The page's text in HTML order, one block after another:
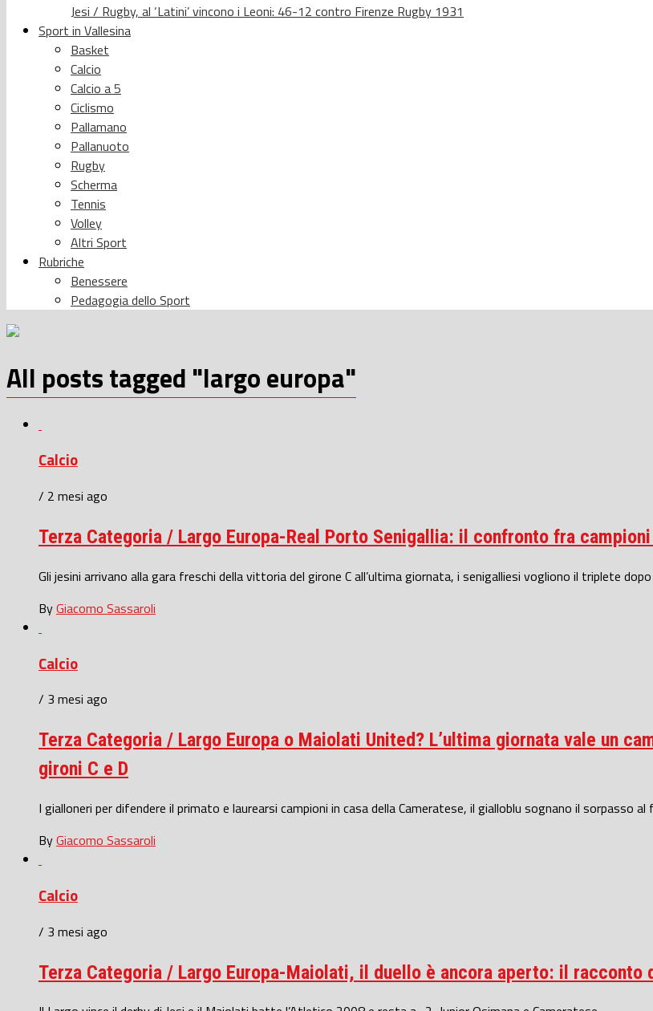
Jesi / Rugby, al ‘Latini’ vincono i Leoni: 46-12 contro Firenze Rugby 1931
Sport in Vallesina
Basket
Calcio
Calcio a 5
Ciclismo
Pallamano
Pallanuoto
Rugby
Scherma
Tennis
Volley
Altri Sport
Rubriche
Benessere
Pedagogia dello Sport
All posts tagged "largo europa"
Calcio
/ 2 mesi ago
Terza Categoria / Largo Europa-Real Porto Senigallia: il confronto fra
Gli jesini arrivano alla gara freschi della vittoria del girone C all’ultima giornata, i senigalliesi vogliono il triplete
ByGiacomo Sassaroli
Calcio
/ 3 mesi ago
Terza Categoria / Largo Europa o Maiolati United? L’ultima giornata vale un
gironi C e D
I gialloneri per difendere il primato e laurearsi campioni in casa della Cameratese, il gialloblu sognano il sorpasso
ByGiacomo Sassaroli
Calcio
/ 3 mesi ago
Terza Categoria / Largo Europa-Maiolati, il duello è ancora aperto: il racconto